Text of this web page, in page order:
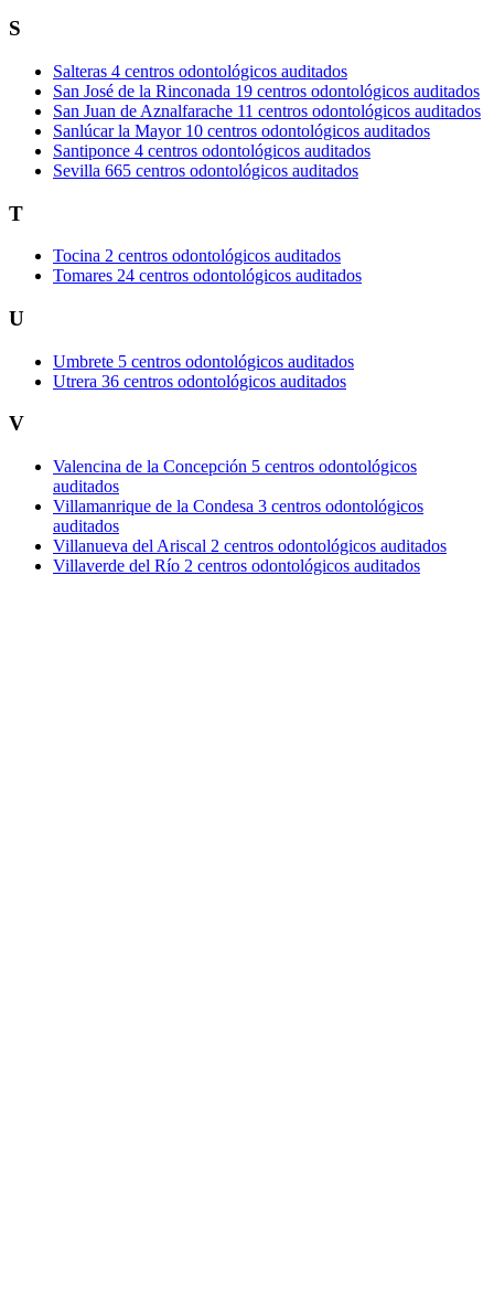
S
Salteras 4 centros odontológicos auditados
San José de la Rinconada 19 centros odontológicos auditados
San Juan de Aznalfarache 11 centros odontológicos auditados
Sanlúcar la Mayor 10 centros odontológicos auditados
Santiponce 4 centros odontológicos auditados
Sevilla 665 centros odontológicos auditados
T
Tocina 2 centros odontológicos auditados
Tomares 24 centros odontológicos auditados
U
Umbrete 5 centros odontológicos auditados
Utrera 36 centros odontológicos auditados
V
Valencina de la Concepción 5 centros odontológicos
auditados
Villamanrique de la Condesa 3 centros odontológicos
auditados
Villanueva del Ariscal 2 centros odontológicos auditados
Villaverde del Río 2 centros odontológicos auditados